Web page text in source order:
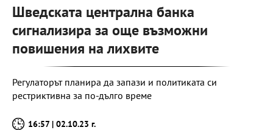
Шведската централна банка
сигнализира за още възможни
повишения на лихвите
Регулаторът планира да запази и политиката си
рестриктивна за по-дълго време
16:57 | 02.10.23 г.